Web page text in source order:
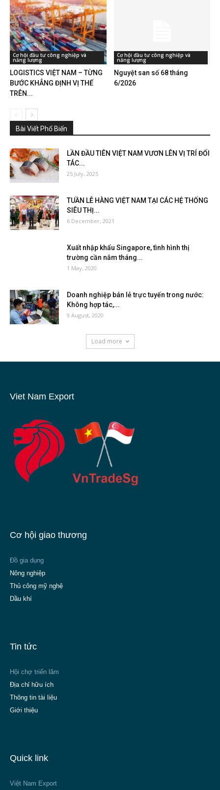
Cơ hội đầu tư công nghiệp và
năng lượng
LOGISTICS VIỆT NAM – TỪNG
BƯỚC KHẲNG ĐỊNH VỊ THẾ
TRÊN...
Cơ hội đầu tư công nghiệp và
năng lượng
Nguyệt san số 68 tháng
6/2026
Bài Viết Phổ Biến
LẦN ĐẦU TIÊN VIỆT NAM VƯƠN LÊN VỊ TRÍ ĐỐI
TÁC...
25 July, 2025
TUẦN LỄ HÀNG VIỆT NAM TẠI CÁC HỆ THỐNG
SIÊU THỊ...
6 December, 2021
Xuất nhập khẩu Singapore, tình hình thị
trường cần nắm tháng...
1 May, 2020
Doanh nghiệp bán lẻ trực tuyến trong nước:
Không hợp tác,...
9 August, 2020
Load more
Viet Nam Export
Cơ hội giao thương
Đồ gia dụng
Nông nghiệp
Thủ công mỹ nghệ
Dầu khí
Tin tức
Hội chợ triển lãm
Địa chỉ hữu ích
Thông tin tài liệu
Giới thiệu
Quick link
Việt Nam Export